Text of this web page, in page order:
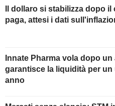
Il dollaro si stabilizza dopo
paga, attesi i dati
Innate Pharma vola dopo
garantisce la liquidità per un
anno